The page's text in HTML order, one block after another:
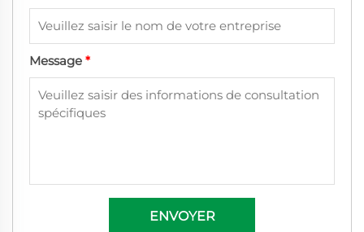
Message *
ENVOYER